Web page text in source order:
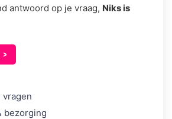
antwoord op je vraag, Niks is
vragen
bezorging